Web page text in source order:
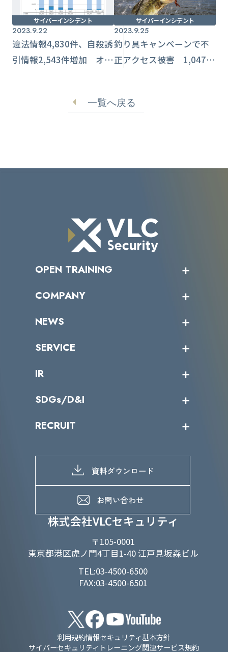
サイバーインシデント
2023.9.22
違法情報4,830件、自殺誘
引情報2,543件増加 オン
サイバーインシデント
2023.9.25
釣り具キャンペーンで不
正アクセス被害 1,047名
一覧へ戻る
株式会社VLCセキュリティ
〒105-0001
東京都港区虎ノ門4丁目1-40 江戸見坂森ビル
TEL:03-4500-6500
FAX:03-4500-6501
OPEN TRAINING
受講者の声
COMPANY
トップメッセージ
ミッション／ビジョン
パートナー企業一覧
NEWS
サイバーニュース
SERVICE
カテゴリー別サービス一覧
IR
IRカレンダー
IRライブラリー
よくあるご質問
SDGs/D&I
当グループのマテリアリティ
SDGs推進体制
D&Iの取り組み
RECRUIT
募集職種一覧
メッセージ
メンバーインタビュー
資料ダウンロード
お問い合わせ
利用規約情報セキュリティ基本方針
サイバーセキュリティトレーニング関連サービス規約